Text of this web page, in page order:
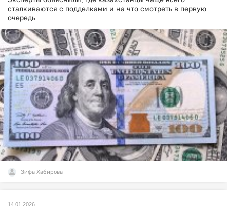
сталкиваются с подделками и на что смотреть в первую
очередь.
Зифа Хабирова
14.01.2026